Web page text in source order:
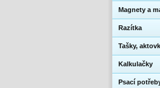
Magnety a
Razítka
Tašky,
Kalkulačky
Psací